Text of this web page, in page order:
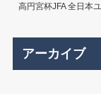
高円宮杯JFA 全日本
アーカイブ